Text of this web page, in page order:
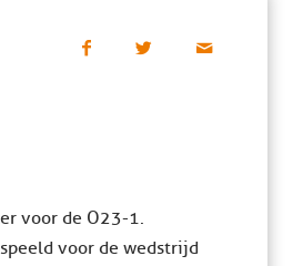
voor de O23-1.
voor de wedstrijd